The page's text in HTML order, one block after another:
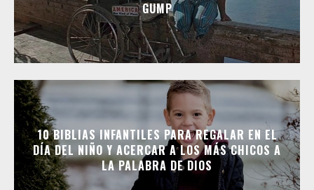
GUMP
10 BIBLIAS INFANTILES PARA REGALAR EN EL
DÍA DEL NIÑO Y ACERCAR A LOS MÁS CHICOS A
LA PALABRA DE DIOS